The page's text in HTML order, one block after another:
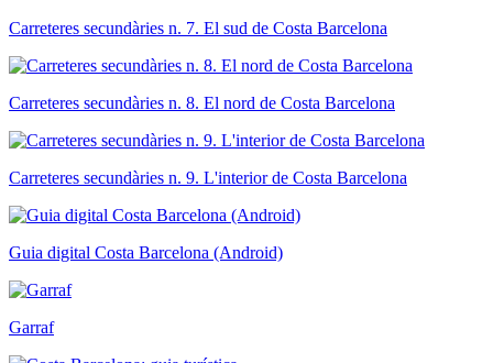
Carreteres secundàries n. 7. El sud de Costa Barcelona
Carreteres secundàries n. 8. El nord de Costa Barcelona
Carreteres secundàries n. 9. L'interior de Costa Barcelona
Guia digital Costa Barcelona (Android)
Garraf